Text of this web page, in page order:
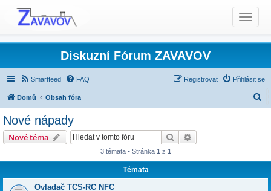
T
o
g
l
e
n
t
i
Diskuzní Fórum ZAVAVOV
Smartfeed FAQ Přihlásit se
Registrovat
Domů Obsah fóra
Produkty TCS - Rady, Otázky, Informace, Problémy...
Bezdrátový ovladač TCS-RC
Nové nápady
Nové nápady
Nové téma Hledat
3 témata • Stránka 1 z 1
Témata
Ovladač TCS-RC NFC